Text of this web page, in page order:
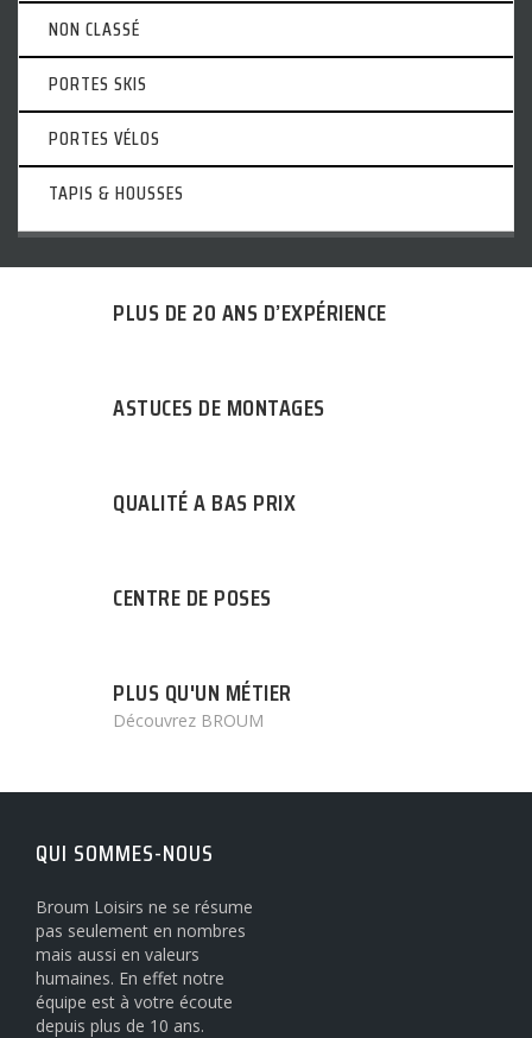
NON CLASSÉ
PORTES SKIS
PORTES VÉLOS
TAPIS & HOUSSES
PLUS DE 20 ANS D’EXPÉRIENCE
ASTUCES DE MONTAGES
QUALITÉ A BAS PRIX
CENTRE DE POSES
PLUS QU'UN MÉTIER
Découvrez BROUM
QUI SOMMES-NOUS
Broum Loisirs ne se résume
pas seulement en nombres
mais aussi en valeurs
humaines. En effet notre
équipe est à votre écoute
depuis plus de 10 ans.